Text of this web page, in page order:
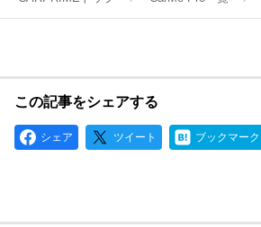
れ続けている理由でもある。
この記事をシェアする
シェア ツイート ブックマーク